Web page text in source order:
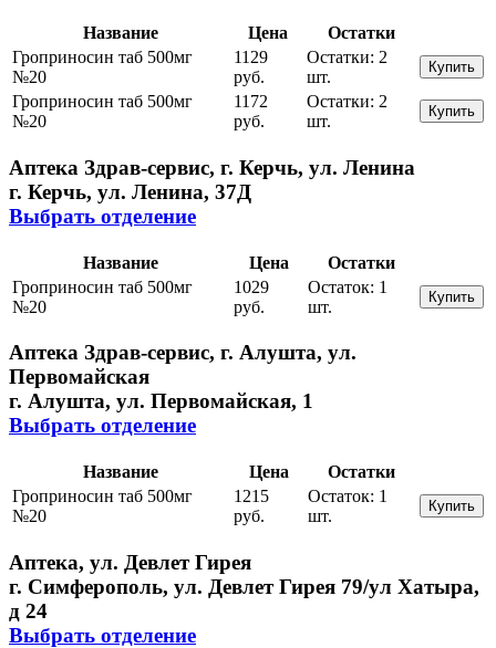
Название Цена
Остатки
Гроприносин таб 500мг
№20
1129
руб.
Остатки: 2
шт.
Купить
Гроприносин таб 500мг
№20
1172
руб.
Остатки: 2
шт.
Купить
Аптека Здрав-сервис, г. Керчь, ул. Ленина
г. Керчь, ул. Ленина, 37Д
Выбрать отделение
Название Цена
Остатки
Гроприносин таб 500мг
№20
1029
руб.
Остаток: 1
шт.
Купить
Аптека Здрав-сервис, г. Алушта, ул.
Первомайская
г. Алушта, ул. Первомайская, 1
Выбрать отделение
Название Цена
Остатки
Гроприносин таб 500мг
№20
1215
руб.
Остаток: 1
шт.
Купить
Аптека, ул. Девлет Гирея
г. Симферополь, ул. Девлет Гирея 79/ул Хатыра,
д 24
Выбрать отделение